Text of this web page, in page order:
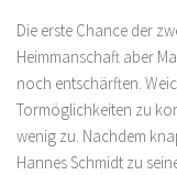
Die erste Chance der
Heimmanschaft aber
noch entschärften.
Tormöglichkeiten zu
wenig zu. Nachdem
Hannes Schmidt zu